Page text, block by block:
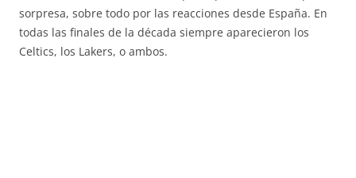
sorpresa, sobre todo por las reacciones desde España. En
todas las finales de la década siempre aparecieron los
Celtics, los Lakers, o ambos.